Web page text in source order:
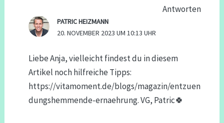
Antworten
PATRIC HEIZMANN
20. NOVEMBER 2023 UM 10:13 UHR
Liebe Anja, vielleicht findest du in diesem
Artikel noch hilfreiche Tipps:
https://vitamoment.de/blogs/magazin/entzuen
dungshemmende-ernaehrung. VG, Patric🍀